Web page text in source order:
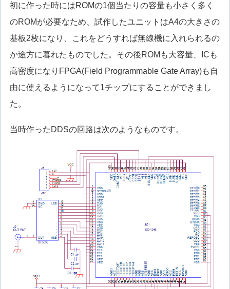
初に作った時にはROMの1個当たりの容量も小さく多く
のROMが必要なため、試作したユニットはA4の大きさの
基板2枚になり、これをどうすれば無線機に入れられるの
か途方に暮れたものでした。その後ROMも大容量、ICも
高密度になりFPGA(Field Programmable Gate Array)も自
由に使えるようになって1チップにすることができまし
た。
当時作ったDDSの回路は次のようなものです。